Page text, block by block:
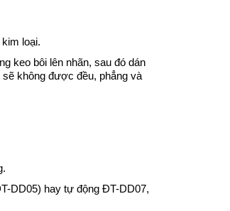
loại.
keo bôi lên nhãn, sau đó dán
không được đều, phẳng và
DD05) hay tự động ĐT-DD07,